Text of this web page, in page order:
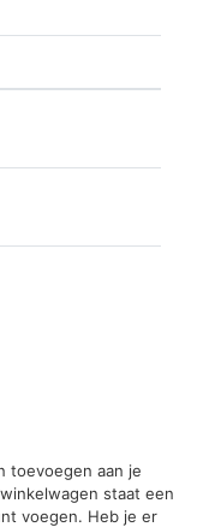
toevoegen aan je
staat een
voegen. Heb je er